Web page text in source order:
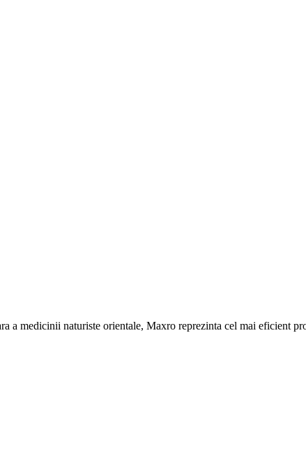
medicinii naturiste orientale, Maxro reprezinta cel mai eficient